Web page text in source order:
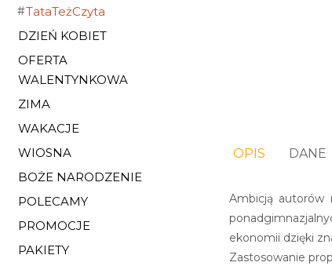
TataTeżCzyta
DZIEŃ KOBIET
OFERTA
WALENTYNKOWA
ZIMA
WAKACJE
WIOSNA
BOŻE NARODZENIE
POLECAMY
PROMOCJE
PAKIETY
OPIS DANE
Ambicją autorów
ekonomii dzięki
Zastosowanie